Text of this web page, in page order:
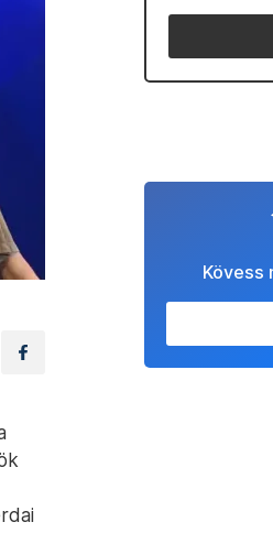
Kövess